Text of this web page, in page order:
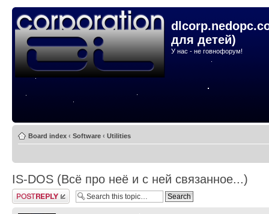
для детей)
У нас - не говнофорум!
Board index ‹ Software ‹ Utilities
IS-DOS (Всё про неё и с ней связанное...)
Post a reply